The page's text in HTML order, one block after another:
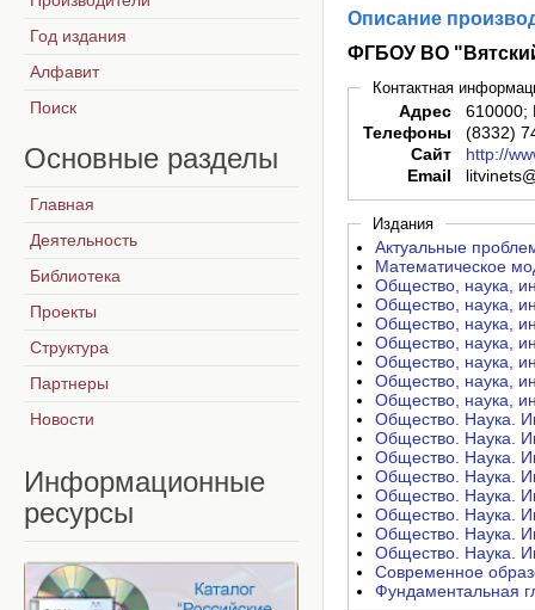
Описание
ФГБОУ ВО
Контактная
Адрес
610000;
Телефоны
(8332)
Сайт
http://
Email
Издания
Актуальные
Математическое
Общество, наука,
Общество, наука,
Общество, наука,
Общество, наука,
Общество, наука,
Общество, наука,
Общество, наука,
Общество. Наука.
Общество. Наука.
Общество. Наука.
Общество. Наука.
Общество. Наука.
Общество. Наука.
Общество. Наука.
Общество. Наука.
Современное
Фундаментальная
Год издания
Алфавит
Поиск
Основные разделы
Главная
Деятельность
Библиотека
Проекты
Структура
Партнеры
Новости
Информационные
ресурсы